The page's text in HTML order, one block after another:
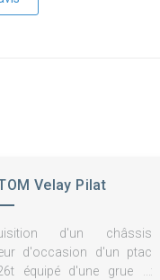
Velay Pilat
d'un châssis
d'occasion d'un ptac
équipé d'une grue et